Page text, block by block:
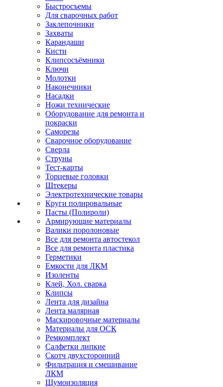
Быстросъемы
Для сварочных работ
Заклепочники
Захваты
Карандаши
Кисти
Клипсосъёмники
Ключи
Молотки
Наконечники
Насадки
Ножи технические
Оборудование для ремонта и
покраски
Саморезы
Сварочное оборудование
Сверла
Струны
Тест-карты
Торцевые головки
Штекеры
Электротехнические товары
Круги полировальные
Пасты (Полироли)
Армирующие материалы
Валики поролоновые
Все для ремонта автостекол
Все для ремонта пластика
Герметики
Емкости для ЛКМ
Изоленты
Клей, Хол. сварка
Клипсы
Лента для дизайна
Лента малярная
Маскировочные материалы
Материалы для ОСК
Ремкомплект
Салфетки липкие
Скотч двухсторонний
Фильтрация и смешивание
ЛКМ
Шумоизоляция